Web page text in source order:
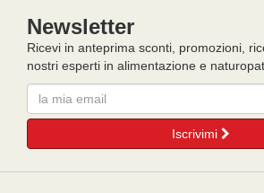
Newsletter
Ricevi in anteprima sconti, promozioni,
nostri esperti in alimentazione e
Email
Iscrivimi